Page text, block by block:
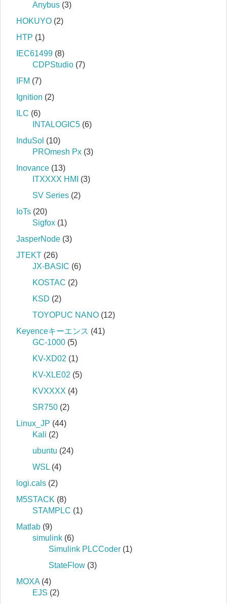
Anybus (3)
HOKUYO (2)
HTP (1)
IEC61499 (8)
CDPStudio (7)
IFM (7)
Ignition (2)
ILC (6)
INTALOGIC5 (6)
InduSol (10)
PROmesh Px (3)
Inovance (13)
ITXXXX HMI
(3)
SV Series (2)
IoTs (20)
Sigfox (1)
JasperNode (3)
JTEKT (26)
JX-BASIC (6)
KOSTAC (2)
KSD (2)
TOYOPUC NANO (12)
Keyenceキーエンス (41)
GC-1000 (5)
KV-XD02 (1)
KV-XLE02 (5)
KVXXXX (4)
SR750 (2)
Linux_JP (44)
Kali (2)
ubuntu (24)
WSL (4)
logi.cals (2)
M5STACK (8)
STAMPLC (1)
Matlab (9)
simulink (6)
Simulink PLCCoder (1)
StateFlow (3)
MOXA (4)
EJS (2)